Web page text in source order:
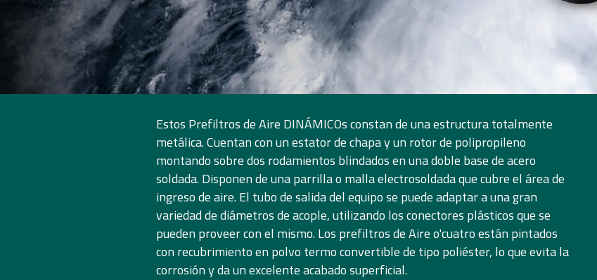
Estos Prefiltros de Aire DINÁMICOs constan de una estructura totalmente
metálica. Cuentan con un estator de chapa y un rotor de polipropileno
montando sobre dos rodamientos blindados en una doble base de acero
soldada. Disponen de una parrilla o malla electrosoldada que cubre el área de
ingreso de aire. El tubo de salida del equipo se puede adaptar a una gran
variedad de diámetros de acople, utilizando los conectores plásticos que se
pueden proveer con el mismo. Los prefiltros de Aire o'cuatro están pintados
con recubrimiento en polvo termo convertible de tipo poliéster, lo que evita la
corrosión y da un excelente acabado superficial.